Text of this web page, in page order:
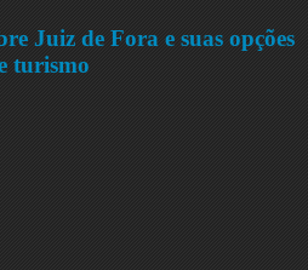
Juiz de Fora e suas opções
turismo